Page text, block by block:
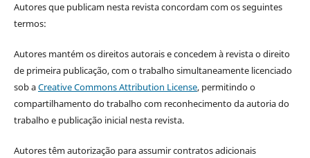
Autores que publicam nesta revista concordam com os seguintes
termos:
Autores mantém os direitos autorais e concedem à revista o direito
de primeira publicação, com o trabalho simultaneamente licenciado
sob aCreative Commons Attribution License, permitindo o
compartilhamento do trabalho com reconhecimento da autoria do
trabalho e publicação inicial nesta revista.
Autores têm autorização para assumir contratos adicionais